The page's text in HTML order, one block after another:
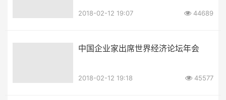
2018-02-12 19:07 44689
中国企业家出席世界经济论坛年会
2018-02-12 19:18 45577